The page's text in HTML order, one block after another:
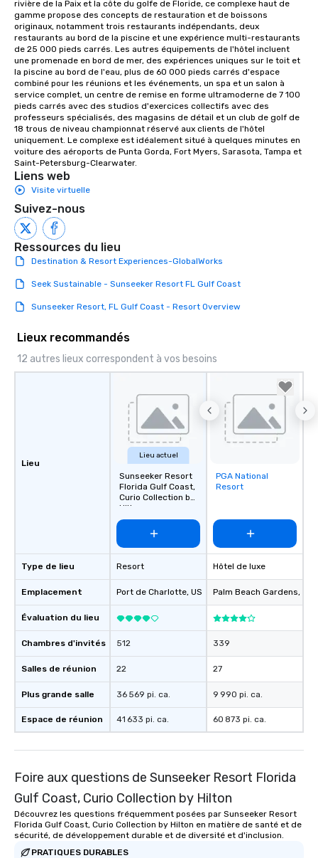
rivière de la Paix et la côte du golfe de Floride, ce complexe haut de
gamme propose des concepts de restauration et de boissons
originaux, notamment trois restaurants indépendants, deux
restaurants au bord de la piscine et une expérience multi-restaurants
de 25 000 pieds carrés. Les autres équipements de l'hôtel incluent
une promenade en bord de mer, des expériences uniques sur le toit et
la piscine au bord de l'eau, plus de 60 000 pieds carrés d'espace
combiné pour les réunions et les événements, un spa et un salon à
service complet, un centre de remise en forme ultramoderne de 7 100
pieds carrés avec des studios d'exercices collectifs avec des
professeurs spécialisés, des magasins de détail et un club de golf de
18 trous de niveau championnat réservé aux clients de l'hôtel
uniquement. Le complexe est idéalement situé à quelques minutes en
voiture des aéroports de Punta Gorda, Fort Myers, Sarasota, Tampa et
Saint-Petersburg-Clearwater.
Liens web
Visite virtuelle
Suivez-nous
Ressources du lieu
Destination & Resort Experiences-GlobalWorks
Seek Sustainable - Sunseeker Resort FL Gulf Coast
Sunseeker Resort, FL Gulf Coast - Resort Overview
Lieux recommandés
12 autres lieux correspondent à vos besoins
Lieu
Type de lieu
Emplacement
Évaluation du lieu
Chambres d'invités
Salles de réunion
Plus grande salle
Espace de réunion
Lieu actuel
Sunseeker Resort
Florida Gulf Coast,
Curio Collection by
Hilton
Resort
Port de Charlotte, US
512
22
36 569 pi. ca.
41 633 pi. ca.
Removed from
favorites
PGA National
Resort
Hôtel de luxe
Palm Beach Gardens, US
339
27
9 990 pi. ca.
60 873 pi. ca.
Foire aux questions de Sunseeker Resort Florida
Gulf Coast, Curio Collection by Hilton
Découvrez les questions fréquemment posées par Sunseeker Resort
Florida Gulf Coast, Curio Collection by Hilton en matière de santé et de
sécurité, de développement durable et de diversité et d'inclusion.
PRATIQUES DURABLES